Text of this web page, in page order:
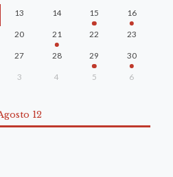
13 14 15 16
20 21 22 23
27 28 29 30
3 4 5 6
12